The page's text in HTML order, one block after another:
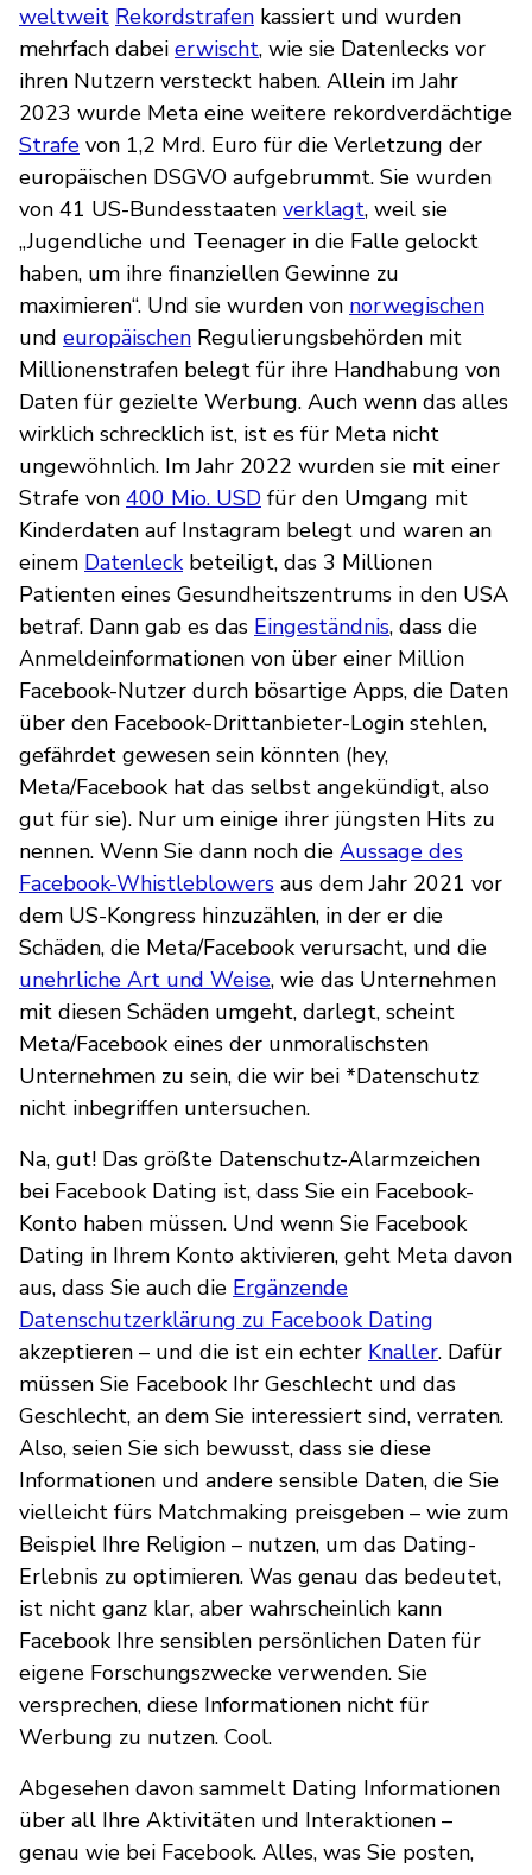
weltweit Rekordstrafen kassiert und wurden
mehrfach dabei erwischt, wie sie Datenlecks vor
ihren Nutzern versteckt haben. Allein im Jahr
2023 wurde Meta eine weitere rekordverdächtige
Strafe von 1,2 Mrd. Euro für die Verletzung der
europäischen DSGVO aufgebrummt. Sie wurden
von 41 US-Bundesstaaten verklagt, weil sie
„Jugendliche und Teenager in die Falle gelockt
haben, um ihre finanziellen Gewinne zu
maximieren“. Und sie wurden von norwegischen
und europäischen Regulierungsbehörden mit
Millionenstrafen belegt für ihre Handhabung von
Daten für gezielte Werbung. Auch wenn das alles
wirklich schrecklich ist, ist es für Meta nicht
ungewöhnlich. Im Jahr 2022 wurden sie mit einer
Strafe von 400 Mio. USD für den Umgang mit
Kinderdaten auf Instagram belegt und waren an
einem Datenleckbeteiligt, das 3 Millionen
Patienten eines Gesundheitszentrums in den USA
betraf. Dann gab es das Eingeständnis, dass die
Anmeldeinformationen von über einer Million
Facebook-Nutzer durch bösartige Apps, die Daten
über den Facebook-Drittanbieter-Login stehlen,
gefährdet gewesen sein könnten (hey,
Meta/Facebook hat das selbst angekündigt, also
gut für sie). Nur um einige ihrer jüngsten Hits zu
nennen. Wenn Sie dann noch die Aussage des
Facebook-Whistleblowers aus dem Jahr 2021 vor
dem US-Kongress hinzuzählen, in der er die
Schäden, die Meta/Facebook verursacht, und die
unehrliche Art und Weise, wie das Unternehmen
mit diesen Schäden umgeht, darlegt, scheint
Meta/Facebook eines der unmoralischsten
Unternehmen zu sein, die wir bei *Datenschutz
nicht inbegriffen untersuchen.
Na, gut! Das größte Datenschutz-Alarmzeichen
bei Facebook Dating ist, dass Sie ein Facebook-
Konto haben müssen. Und wenn Sie Facebook
Dating in Ihrem Konto aktivieren, geht Meta davon
aus, dass Sie auch die Ergänzende
Datenschutzerklärung zu Facebook Dating
akzeptieren – und die ist ein echter Knaller. Dafür
müssen Sie Facebook Ihr Geschlecht und das
Geschlecht, an dem Sie interessiert sind, verraten.
Also, seien Sie sich bewusst, dass sie diese
Informationen und andere sensible Daten, die Sie
vielleicht fürs Matchmaking preisgeben – wie zum
Beispiel Ihre Religion – nutzen, um das Dating-
Erlebnis zu optimieren. Was genau das bedeutet,
ist nicht ganz klar, aber wahrscheinlich kann
Facebook Ihre sensiblen persönlichen Daten für
eigene Forschungszwecke verwenden. Sie
versprechen, diese Informationen nicht für
Werbung zu nutzen. Cool.
Abgesehen davon sammelt Dating Informationen
über all Ihre Aktivitäten und Interaktionen –
genau wie bei Facebook. Alles, was Sie posten,